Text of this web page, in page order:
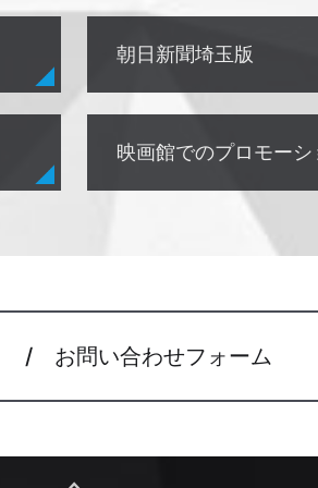
朝日新聞埼玉版
映画館でのプロモーシ
/ お問い合わせフォーム